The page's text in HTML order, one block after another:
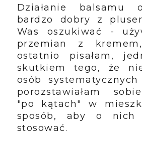
Działanie balsamu
bardzo dobry z
Was oszukiwać -
przemian z
ostatnio pisałam,
skutkiem tego, że
osób
porozstawiałam
"po kątach" w
sposób, aby o nich
stosować.